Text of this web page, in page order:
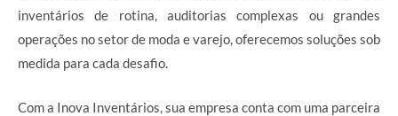
inventários de rotina, auditorias complexas ou grandes
operações no setor de moda e varejo, oferecemos soluções sob
medida para cada desafio.
Com a Inova Inventários, sua empresa conta com uma parceira